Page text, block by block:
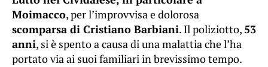
Moimacco, per l’improvvisa e dolorosa
scomparsa di Cristiano Barbiani. Il poliziotto, 53
anni, si è spento a causa di una malattia che l’ha
portato via ai suoi familiari in brevissimo tempo.